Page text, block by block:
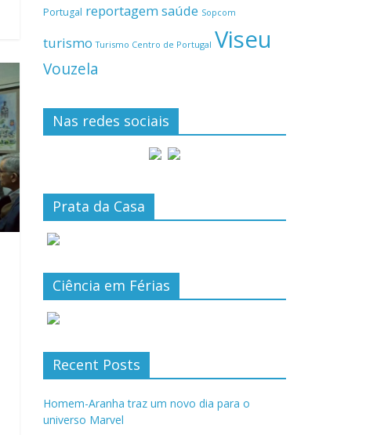
Portugal reportagemsaúde Sopcom
turismo Turismo Centro de Portugal Viseu
Vouzela
Nas redes sociais
Prata da Casa
Ciência em Férias
Recent Posts
Homem-Aranha traz um novo dia para o
universo Marvel